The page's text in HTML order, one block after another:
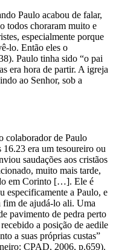
Paulo acabou de falar,
todos choraram muito e
especialmente porque
lo. Então eles o
Paulo tinha sido “o pai
era hora de partir. A igreja
ao Senhor, sob a
colaborador de Paulo
16.23 era um tesoureiro ou
saudações aos cristãos
muito mais tarde,
em Corinto […]. Ele é
especificamente a Paulo, e
fim de ajudá-lo ali. Uma
pavimento de pedra perto
a posição de aedile
a suas próprias custas”
CPAD, 2006, p.659).